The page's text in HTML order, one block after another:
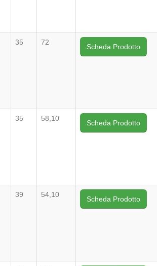
35 72
Scheda Prodotto
35 58,10
Scheda Prodotto
39 54,10
Scheda Prodotto